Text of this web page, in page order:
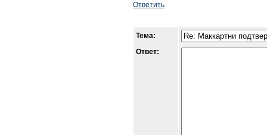
Ответить
Тема:
Ответ: